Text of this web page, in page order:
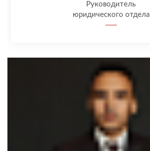
Руководитель
юридического отдела